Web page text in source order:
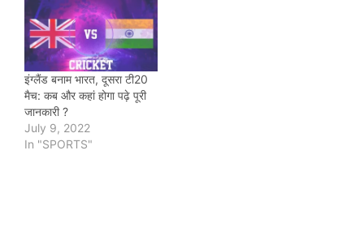
इंग्लैंड बनाम भारत, दूसरा टी20
मैच: कब और कहां होगा पढ़े पूरी
जानकारी ?
July 9, 2022
In "SPORTS"